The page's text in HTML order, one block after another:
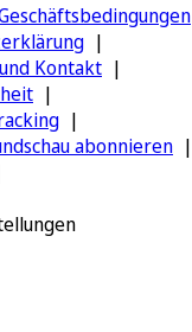
Kontakt
abonnieren